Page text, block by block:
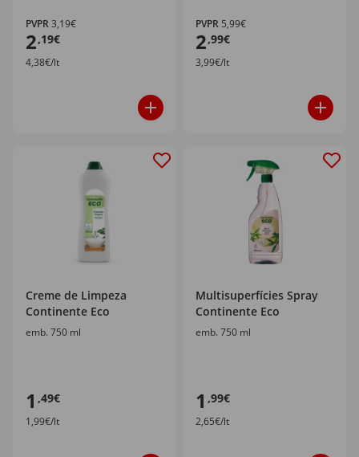
PVPR3,19€
2,19€
4,38€/lt
PVPR 5,99€
2,99€
3,99€/lt
Creme de Limpeza
Continente Eco
emb. 750 ml
1 ,49€
1,99€/lt
Multisuperfícies Spray
Continente Eco
emb. 750 ml
1 ,99€
2,65€/lt